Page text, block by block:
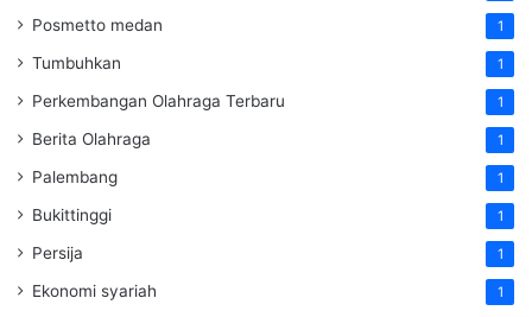
Posmetto medan 1
Tumbuhkan 1
Perkembangan Olahraga Terbaru 1
Berita Olahraga 1
Palembang 1
Bukittinggi 1
Persija 1
Ekonomi syariah 1